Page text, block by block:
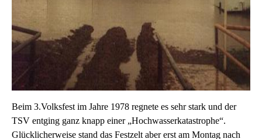
Beim 3.Volksfest im Jahre 1978 regnete es sehr stark und der
TSV entging ganz knapp einer „Hochwasserkatastrophe“.
Glücklicherweise stand das Festzelt aber erst am Montag nach